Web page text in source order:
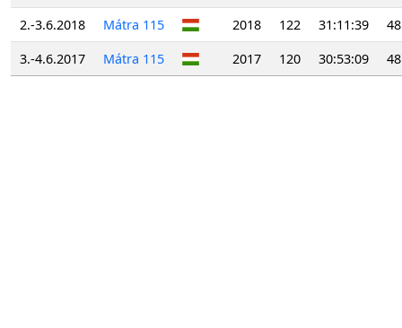
2.-3.6.2018
Mátra 115 2018 122 31:11:39
3.-4.6.2017
Mátra 115 2017 120 30:53:09